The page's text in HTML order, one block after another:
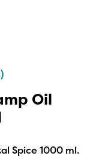
Oil
Spice 1000 ml.